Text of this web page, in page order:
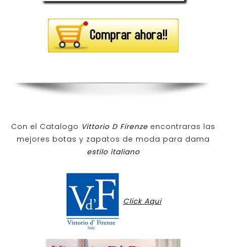
Con el Catalogo Vittorio D Firenzeencontraras las
mejores botas y zapatos de moda para dama
estilo italiano
Click Aqui